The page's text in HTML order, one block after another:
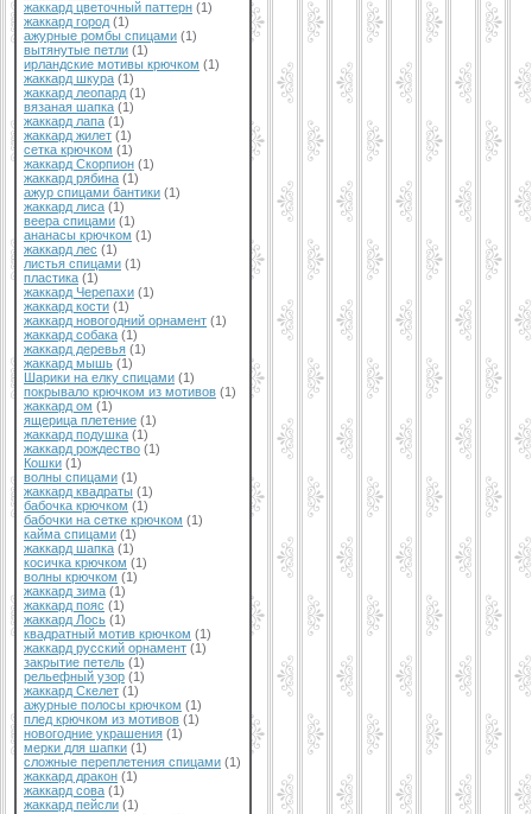
жаккард цветочный паттерн (1)
жаккард город (1)
ажурные ромбы спицами (1)
вытянутые петли (1)
ирландские мотивы крючком (1)
жаккард шкура (1)
жаккард леопард (1)
вязаная шапка (1)
жаккард лапа (1)
жаккард жилет (1)
сетка крючком (1)
жаккард Скорпион (1)
жаккард рябина (1)
ажур спицами бантики (1)
жаккард лиса (1)
веера спицами (1)
ананасы крючком (1)
жаккард лес (1)
листья спицами (1)
пластика (1)
жаккард Черепахи (1)
жаккард кости (1)
жаккард новогодний орнамент (1)
жаккард собака (1)
жаккард деревья (1)
жаккард мышь (1)
Шарики на елку спицами (1)
покрывало крючком из мотивов (1)
жаккард ом (1)
ящерица плетение (1)
жаккард подушка (1)
жаккард рождество (1)
Кошки (1)
волны спицами (1)
жаккард квадраты (1)
бабочка крючком (1)
бабочки на сетке крючком (1)
кайма спицами (1)
жаккард шапка (1)
косичка крючком (1)
волны крючком (1)
жаккард зима (1)
жаккард пояс (1)
жаккард Лось (1)
квадратный мотив крючком (1)
жаккард русский орнамент (1)
закрытие петель (1)
рельефный узор (1)
жаккард Скелет (1)
ажурные полосы крючком (1)
плед крючком из мотивов (1)
новогодние украшения (1)
мерки для шапки (1)
сложные переплетения спицами (1)
жаккард дракон (1)
жаккард сова (1)
жаккард пейсли (1)